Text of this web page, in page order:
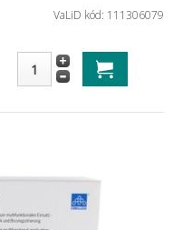
VaLiD kód: 111306079